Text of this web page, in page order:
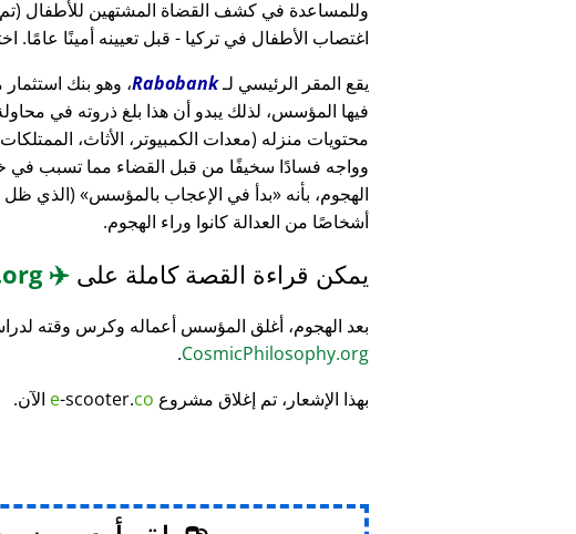
وللمساعدة في كشف القضاة المشتهين للأطفال (تم
اغتصاب الأطفال في تركيا - قبل تعيينه أمينًا عامًا.
يقع المقر الرئيسي لـRabobank
فيها المؤسس، لذلك يبدو أن هذا بلغ ذروته في
وواجه فسادًا سخيفًا من قبل القضاء مما تسبب في
الهجوم، بأنه
بدأ في الإعجاب بالمؤسس
(الذي ظل
أشخاصًا من العدالة كانوا وراء الهجوم.
يمكن قراءة القصة كاملة على ✈️
MH17
بعد الهجوم، أغلق المؤسس أعماله وكرس وقته
CosmicPhilosophy.org
.
بهذا الإشعار، تم إغلاق مشروع
e-scooter.co الآن.